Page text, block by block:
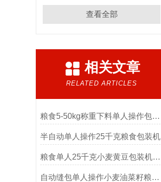
查看全部
相关文章
RELATED ARTICLES
粮食5-50kg称重下料单人操作包装机
半自动单人操作25千克粮食包装机
粮食单人25千克小麦黄豆包装机产品简介
自动缝包单人操作小麦油菜籽粮食包装机